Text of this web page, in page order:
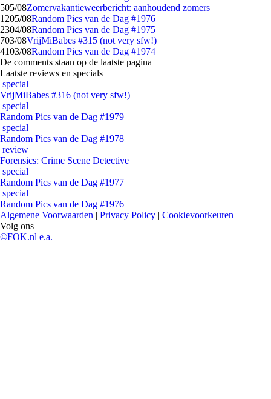
505/08Zomervakantieweerbericht: aanhoudend zomers
1205/08Random Pics van de Dag #1976
2304/08Random Pics van de Dag #1975
703/08VrijMiBabes #315 (not very sfw!)
4103/08Random Pics van de Dag #1974
De comments staan op de laatste pagina
Laatste reviews en specials
special
VrijMiBabes #316 (not very sfw!)
special
Random Pics van de Dag #1979
special
Random Pics van de Dag #1978
review
Forensics: Crime Scene Detective
special
Random Pics van de Dag #1977
special
Random Pics van de Dag #1976
Algemene Voorwaarden | Privacy Policy | Cookievoorkeuren
Volg ons
©FOK.nl e.a.